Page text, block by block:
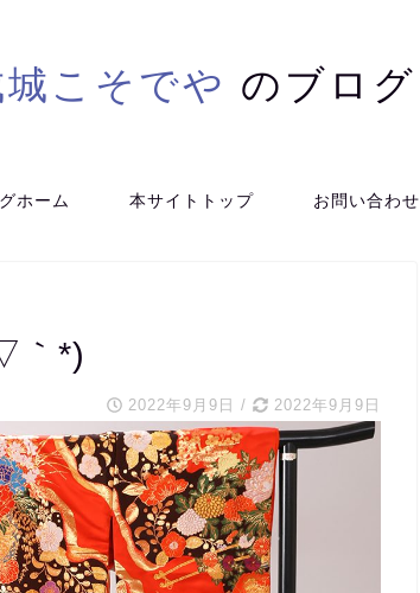
城こそでや のブログ
ホーム 本サイトトップ お問い合わせ
｀*)
2022年9月9日 / 2022年9月9日